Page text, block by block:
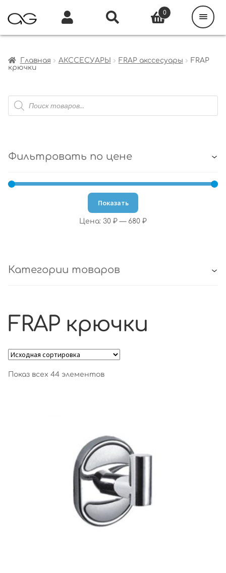
Главная АКССЕСУАРЫ FRAP акссесуары
FRAP
крючки
Поиск
товаров
Фильтровать по цене
Показать
Цена: 30 ₽ — 680 ₽
Категории товаров
FRAP крючки
Показ всех 44 элементов
0